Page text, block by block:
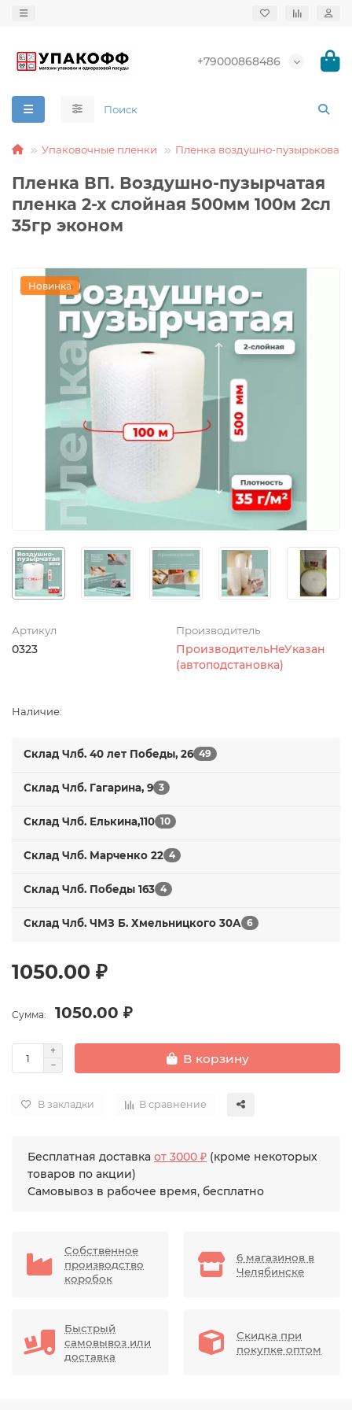
+79000868486
Упаковочные пленки Пленка воздушно-пузырьковая
Пленка ВП. Воздушно-пузырчатая
пленка 2-х слойная 500мм 100м 2сл
35гр эконом
Новинка
Артикул
0323
Производитель
ПроизводительНеУказан
(автоподстановка)
Наличие:
Склад Члб. 40 лет Победы, 26 49
Склад Члб. Гагарина, 9 3
Склад Члб. Елькина,110 10
Склад Члб. Марченко 22 4
Склад Члб. Победы 163 4
Склад Члб. ЧМЗ Б. Хмельницкого 30А 6
1050.00 ₽
Сумма: 1050.00 ₽
В корзину
В закладки В сравнение
Бесплатная доставка от 3000 ₽ (кроме некоторых
товаров по акции)
Самовывоз в рабочее время, бесплатно
Собственное
производство
коробок
6 магазинов в
Челябинске
Быстрый
самовывоз или
доставка
Скидка при
покупке оптом